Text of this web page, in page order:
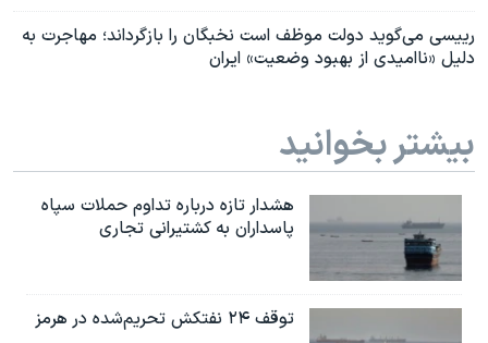
رییسی می‌گوید دولت موظف است نخبگان را بازگرداند؛ مهاجرت به
دلیل «ناامیدی از بهبود وضعیت» ایران
بیشتر بخوانید
هشدار تازه درباره تداوم حملات سپاه
پاسداران به کشتیرانی تجاری
توقف ۲۴ نفتکش تحریم‌شده در هرمز